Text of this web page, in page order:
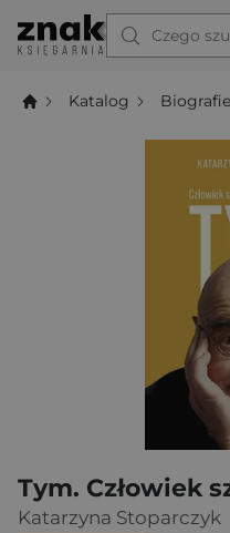
Czego
Katalog
Tym. Człowiek
Katarzyna Stoparczyk